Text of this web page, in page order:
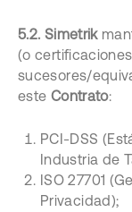
5.2. Simetrik
(o
sucesores/
este Contrato:
PCI-DSS
Industria de
ISO 27701
Privacidad);